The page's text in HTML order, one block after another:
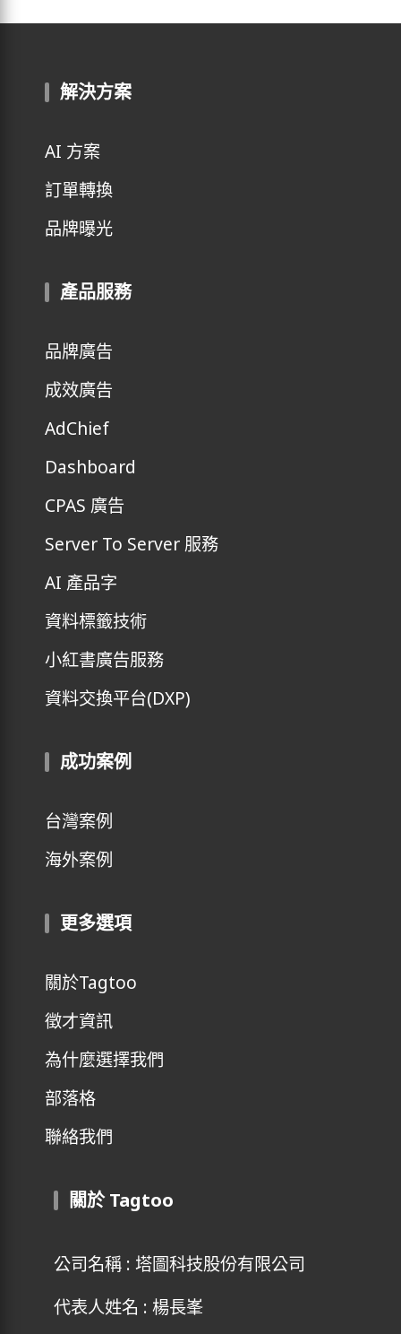
解決方案
AI 方案
訂單轉換
品牌曝光
產品服務
品牌廣告
成效廣告
AdChief
Dashboard
CPAS 廣告
Server To Server 服務
AI 產品字
資料標籤技術
小紅書廣告服務
資料交換平台(DXP)
成功案例
台灣案例
海外案例
更多選項
關於Tagtoo
徵才資訊
為什麼選擇我們
部落格
聯絡我們
關於 Tagtoo
公司名稱 : 塔圖科技股份有限公司
代表人姓名 : 楊長峯